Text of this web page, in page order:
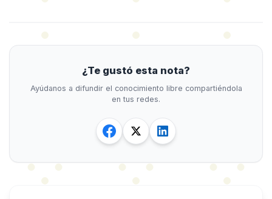
¿Te gustó esta nota?
Ayúdanos a difundir el conocimiento libre compartiéndola
en tus redes.